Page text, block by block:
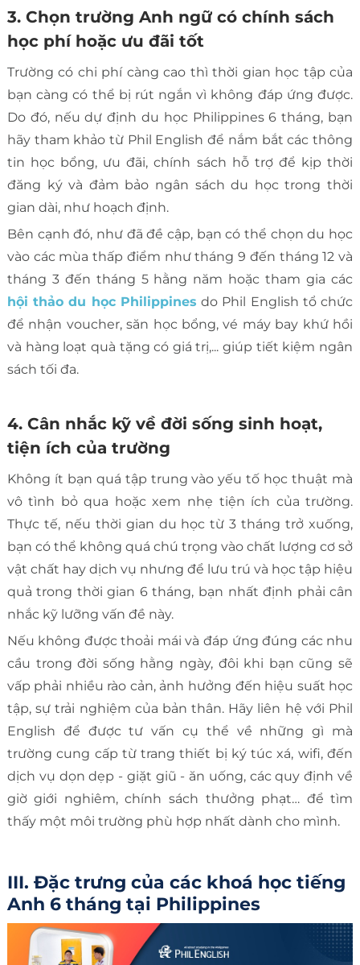
3. Chọn trường Anh ngữ có chính sách
học phí hoặc ưu đãi tốt
Trường có chi phí càng cao thì thời gian học tập của
bạn càng có thể bị rút ngắn vì không đáp ứng được.
Do đó, nếu dự định du học Philippines 6 tháng, bạn
hãy tham khảo từ Phil English để nắm bắt các thông
tin học bổng, ưu đãi, chính sách hỗ trợ để kịp thời
đăng ký và đảm bảo ngân sách du học trong thời
gian dài, như hoạch định.
Bên cạnh đó, như đã đề cập, bạn có thể chọn du học
vào các mùa thấp điểm như tháng 9 đến tháng 12 và
tháng 3 đến tháng 5 hằng năm hoặc tham gia các
hội thảo du học Philippines do Phil English tổ chức
để nhận voucher, săn học bổng, vé máy bay khứ hồi
và hàng loạt quà tặng có giá trị,... giúp tiết kiệm ngân
sách tối đa.
4. Cân nhắc kỹ về đời sống sinh hoạt,
tiện ích của trường
Không ít bạn quá tập trung vào yếu tố học thuật mà
vô tình bỏ qua hoặc xem nhẹ tiện ích của trường.
Thực tế, nếu thời gian du học từ 3 tháng trở xuống,
bạn có thể không quá chú trọng vào chất lượng cơ sở
vật chất hay dịch vụ nhưng để lưu trú và học tập hiệu
quả trong thời gian 6 tháng, bạn nhất định phải cân
nhắc kỹ lưỡng vấn đề này.
Nếu không được thoải mái và đáp ứng đúng các nhu
cầu trong đời sống hằng ngày, đôi khi bạn cũng sẽ
vấp phải nhiều rào cản, ảnh hưởng đến hiệu suất học
tập, sự trải nghiệm của bản thân. Hãy liên hệ với Phil
English để được tư vấn cụ thể về những gì mà
trường cung cấp từ trang thiết bị ký túc xá, wifi, đến
dịch vụ dọn dẹp - giặt giũ - ăn uống, các quy định về
giờ giới nghiêm, chính sách thưởng phạt… để tìm
thấy một môi trường phù hợp nhất dành cho mình.
III. Đặc trưng của các khoá học tiếng
Anh 6 tháng tại Philippines